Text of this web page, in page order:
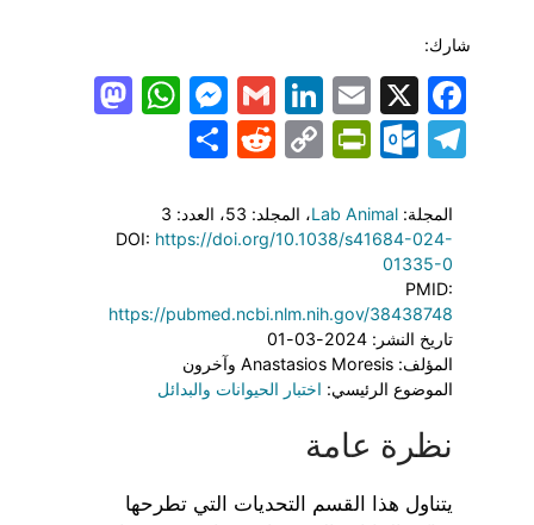
شارك:
Facebook
X
Email
LinkedIn
Gmail
Telegram
Outlook.com
PrintFriendly
Copy
Reddit
Share
المجلة: Lab Animal، المجلد: 53
، العدد: 3
DOI: https://doi.org/10.1038/s41684-024-
01335-0
PMID:
https://pubmed.ncbi.nlm.nih.gov/38438748
تاريخ النشر: 2024-03-01
المؤلف: Anastasios Moresis وآخرون
الموضوع الرئيسي: اختبار الحيوانات والبدائل
نظرة عامة
يتناول هذا القسم التحديات التي تطرحها